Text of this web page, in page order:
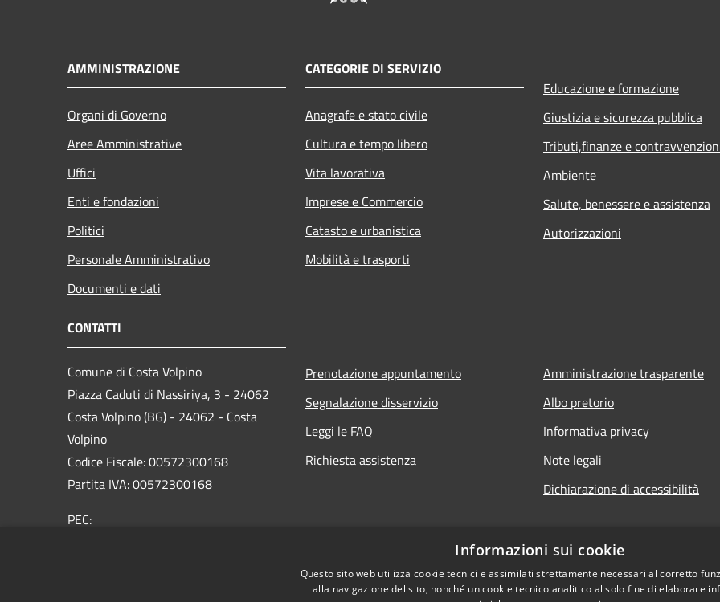
AMMINISTRAZIONE
Organi di Governo
Aree Amministrative
Uffici
Enti e fondazioni
Politici
Personale Amministrativo
Documenti e dati
CATEGORIE DI SERVIZIO
Anagrafe e stato civile
Cultura e tempo libero
Vita lavorativa
Imprese e Commercio
Catasto e urbanistica
Mobilità e trasporti
Educazione e formazione
Giustizia e sicurezza pubblica
Tributi,finanze e
Ambiente
Salute, benessere e assistenza
Autorizzazioni
CONTATTI
Comune di Costa Volpino
Piazza Caduti di Nassiriya, 3 - 24062
Costa Volpino (BG) - 24062 - Costa
Volpino
Codice Fiscale: 00572300168
Partita IVA: 00572300168
PEC:
Prenotazione appuntamento
Segnalazione disservizio
Leggi le FAQ
Richiesta assistenza
Amministrazione trasparente
Albo pretorio
Informativa privacy
Note legali
Dichiarazione di accessibilità
Informazioni sui cookie
Questo sito web utilizza cookie tecnici e assimilati strettamente necessari al corretto
alla navigazione del sito, nonché un cookie tecnico analitico al solo fine di elaborare